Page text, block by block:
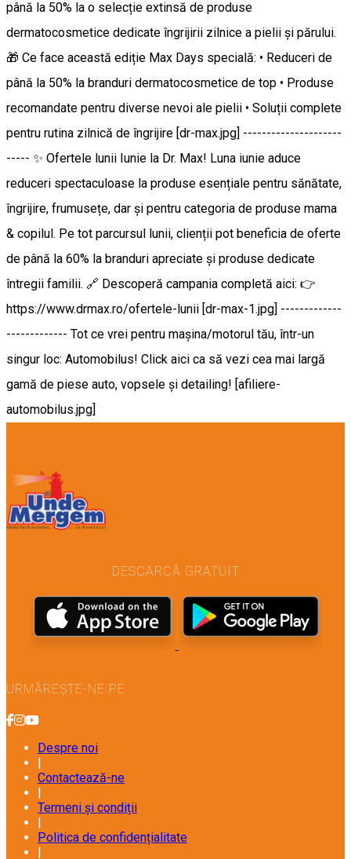
până la 50% la o selecție extinsă de produse
dermatocosmetice dedicate îngrijirii zilnice a pielii și părului.
🎁 Ce face această ediție Max Days specială: • Reduceri de
până la 50% la branduri dermatocosmetice de top • Produse
recomandate pentru diverse nevoi ale pielii • Soluții complete
pentru rutina zilnică de îngrijire [dr-max.jpg] ---------------------
----- ✨ Ofertele lunii Iunie la Dr. Max! Luna iunie aduce
reduceri spectaculoase la produse esențiale pentru sănătate,
îngrijire, frumusețe, dar și pentru categoria de produse mama
& copilul. Pe tot parcursul lunii, clienții pot beneficia de oferte
de până la 60% la branduri apreciate și produse dedicate
întregii familii. 🔗 Descoperă campania completă aici: 👉
https://www.drmax.ro/ofertele-lunii [dr-max-1.jpg] -------------
------------- Tot ce vrei pentru mașina/motorul tău, într-un
singur loc: Automobilus! Click aici ca să vezi cea mai largă
gamă de piese auto, vopsele și detailing! [afiliere-
automobilus.jpg]
DESCARCĂ GRATUIT
URMĂREȘTE-NE PE
Despre noi
Contactează-ne
Termeni și condiții
Politica de confidențialitate